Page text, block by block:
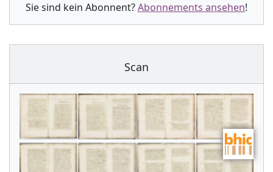
Sie sind kein Abonnent?Abonnements ansehen!
Scan